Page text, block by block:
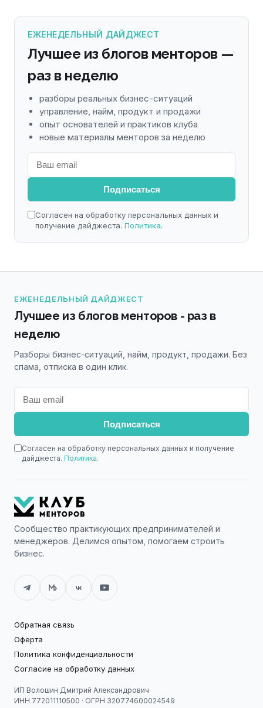
ЕЖЕНЕДЕЛЬНЫЙ ДАЙДЖЕСТ
Лучшее из блогов менторов —
раз в неделю
разборы реальных бизнес-ситуаций
управление, найм, продукт и продажи
опыт основателей и практиков клуба
новые материалы менторов за неделю
Подписаться
Согласен на обработку персональных данных и
получение дайджеста. Политика.
ЕЖЕНЕДЕЛЬНЫЙ ДАЙДЖЕСТ
Лучшее из блогов менторов - раз в
неделю
Разборы бизнес-ситуаций, найм, продукт, продажи. Без
спама, отписка в один клик.
Подписаться
Согласен на обработку персональных данных и получение
дайджеста. Политика.
Сообщество практикующих предпринимателей и
менеджеров. Делимся опытом, помогаем строить
бизнес.
Обратная связь
Оферта
Политика конфиденциальности
Согласие на обработку данных
ИП Волошин Дмитрий Александрович
ИНН 772011110500 · ОГРН 320774600024549